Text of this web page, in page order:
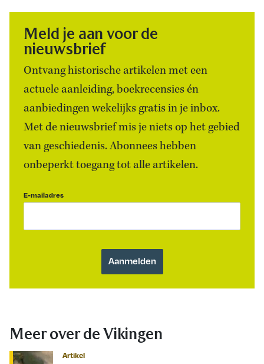
Meld je aan voor de
nieuwsbrief
Ontvang historische artikelen met een
actuele aanleiding, boekrecensies én
aanbiedingen wekelijks gratis in je inbox.
Met de nieuwsbrief mis je niets op het gebied
van geschiedenis. Abonnees hebben
onbeperkt toegang tot alle artikelen.
E-mailadres
Meer over de Vikingen
Artikel